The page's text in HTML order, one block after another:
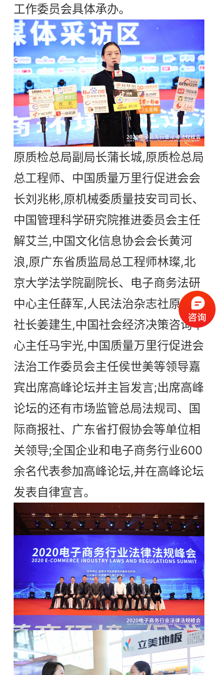
工作委员会具体承办。
原质检总局副局长蒲长城,原质检总局
总工程师、中国质量万里行促进会会
长刘兆彬,原机械委质量技安司司长、
中国管理科学研究院推进委员会主任
解艾兰,中国文化信息协会会长黄河
浪,原广东省质监局总工程师林璨,北
京大学法学院副院长、电子商务法研
中心主任薛军,人民法治杂志社原执行
社长姜建生,中国社会经济决策咨询中
心主任马宇光,中国质量万里行促进会
法治工作委员会主任侯世美等领导嘉
宾出席高峰论坛并主旨发言;出席高峰
论坛的还有市场监管总局法规司、国
际商报社、广东省打假协会等单位相
关领导;全国企业和电子商务行业600
余名代表参加高峰论坛,并在高峰论坛
发表自律宣言。